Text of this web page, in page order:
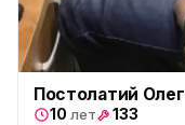
Постолатий Олег
10 лет 133